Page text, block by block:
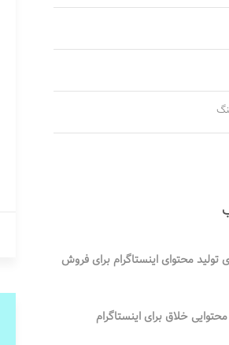
تولید محتوای اینستاگرام برای فروش